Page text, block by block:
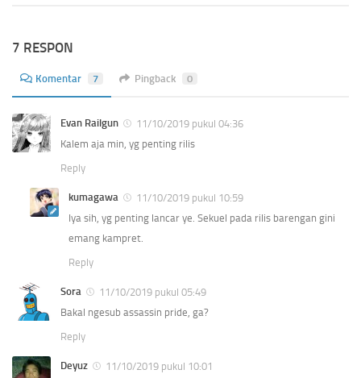
7 RESPON
Komentar 7 Pingback 0
Evan Railgun
11/10/2019 pukul 04:36
Kalem aja min, yg penting rilis
Reply
kumagawa
11/10/2019 pukul 10:59
Iya sih, yg penting lancar ye. Sekuel pada rilis barengan gini
emang kampret.
Reply
Sora
11/10/2019 pukul 05:49
Bakal ngesub assassin pride, ga?
Reply
Deyuz
11/10/2019 pukul 10:01